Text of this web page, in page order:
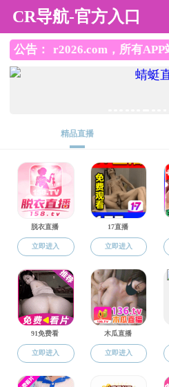
成人直播
> 国际认证
工作小组
认证中心主任 || 方一蔚 教授